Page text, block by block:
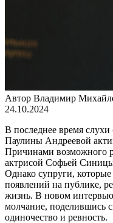
Автор Владимир
24.10.2024
В последнее время
Паулины Андреевой
Причинами возможного
актрисой Софьей
Однако супруги,
появлений на публике,
жизнь. В новом
молчание, поделившись
одиночество и ревность.